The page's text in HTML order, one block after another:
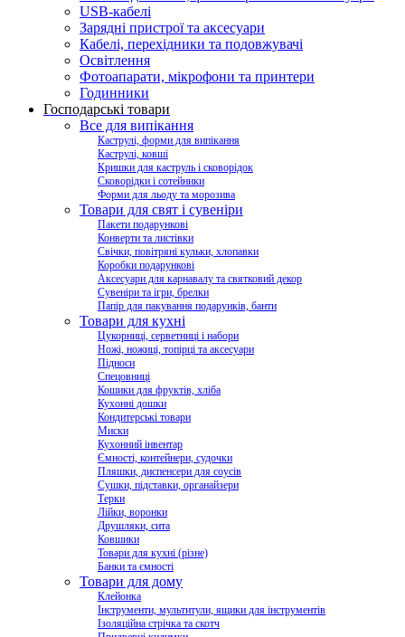
USB-кабелі
Зарядні пристрої та аксесуари
Кабелі, перехідники та подовжувачі
Освітлення
Фотоапарати, мікрофони та принтери
Годинники
Господарські товари
Все для випікання
Каструлі, форми для випікання
Каструлі, ковші
Кришки для каструль і сковорідок
Сковорідки і сотейники
Форми для льоду та морозива
Товари для свят і сувеніри
Пакети подарункові
Конверти та листівки
Свічки, повітряні кульки, хлопавки
Коробки подарункові
Аксесуари для карнавалу та святковий декор
Сувеніри та ігри, брелки
Папір для пакування подарунків, банти
Товари для кухні
Цукорниці, серветниці і набори
Ножі, ножиці, топірці та аксесуари
Підноси
Спецовниці
Кошики для фруктів, хліба
Кухонні дошки
Кондитерські товари
Миски
Кухонний інвентар
Ємності, контейнери, судочки
Пляшки, диспенсери для соусів
Сушки, підставки, органайзери
Терки
Лійки, воронки
Друшляки, сита
Ковшики
Товари для кухні (різне)
Банки та ємності
Товари для дому
Клейонка
Інструменти, мультитули, ящики для інструментів
Ізоляційна стрічка та скотч